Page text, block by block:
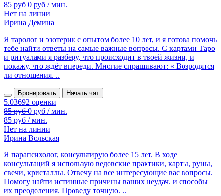
Нет на линии
Ирина Демина
Я таролог и эзотерик с опытом более 10 лет, и я готова помочь
тебе найти ответы на самые важные вопросы. С картами Таро
и ритуалами я разберу, что происходит в твоей жизни, и
покажу, что ждёт впереди. Многие спрашивают: « Возродятся
ли отношения. ..
Бронировать Начать чат
85 руб / мин.
Нет на линии
Ирина Вольская
Я парапсихолог, консультирую более 15 лет. В ходе
консультаций я использую ведовские практики, карты, руны,
свечи, кристаллы. Отвечу на все интересующие вас вопросы.
Помогу найти истинные причины ваших неудач. и способы
их преодоления. Проведу точную. ..